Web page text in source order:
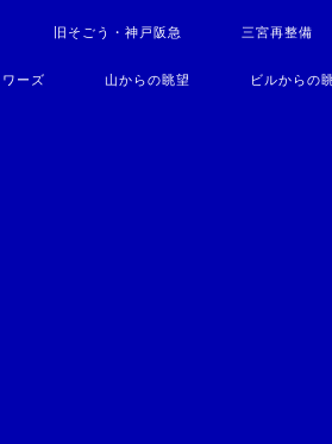
旧そごう・神戸阪急 三宮再整備
ーズ 山からの眺望 ビルからの